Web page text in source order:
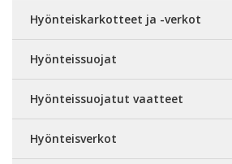
Hyönteiskarkotteet ja -verkot
Hyönteissuojat
Hyönteissuojatut vaatteet
Hyönteisverkot